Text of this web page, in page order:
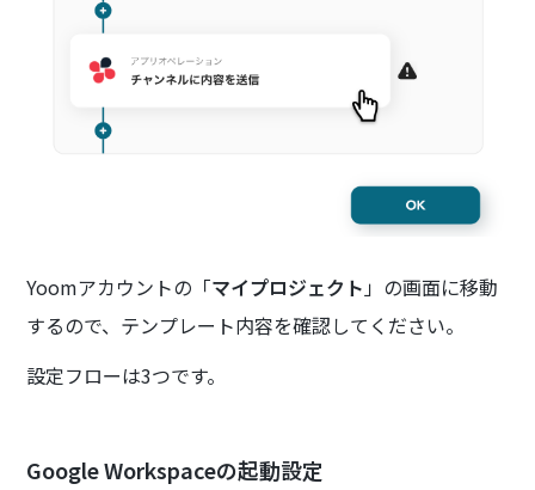
Yoomアカウントの「マイプロジェクト」の画面に移動
するので、テンプレート内容を確認してください。
設定フローは3つです。
Google Workspaceの起動設定